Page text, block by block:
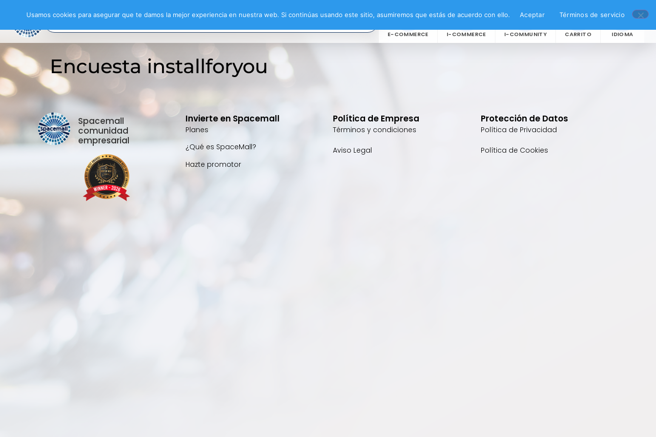
E-COMMERCE I-COMMERCE I-COMMUNITY CARRITO IDIOMA
Encuesta installforyou
Spacemall
comunidad
empresarial
Invierte en Spacemall
Planes
¿Qué es SpaceMall?
Hazte promotor
Política de Empresa
Términos y condiciones
Aviso Legal
Protección de Datos
Política de Privacidad
Política de Cookies
Usamos cookies para asegurar que te damos la mejor experiencia en nuestra web. Si continúas usando este sitio, asumiremos que estás de acuerdo con ello. Aceptar Términos de servicio